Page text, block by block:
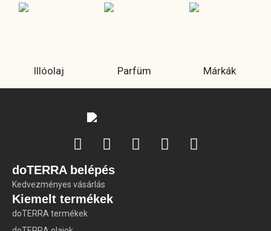
Illóolaj Parfüm Márkák
doTERRA belépés
Kedvezményes vásárlás
Kiemelt termékek
doTERRA termékek